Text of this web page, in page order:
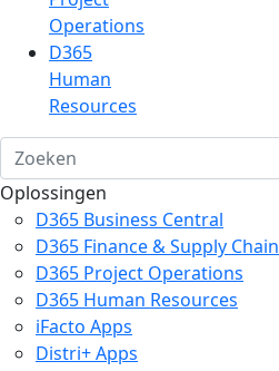
Operations
D365
Human
Resources
Oplossingen
D365 Business Central
D365 Finance & Supply
D365 Project Operations
D365 Human Resources
iFacto Apps
Distri+ Apps